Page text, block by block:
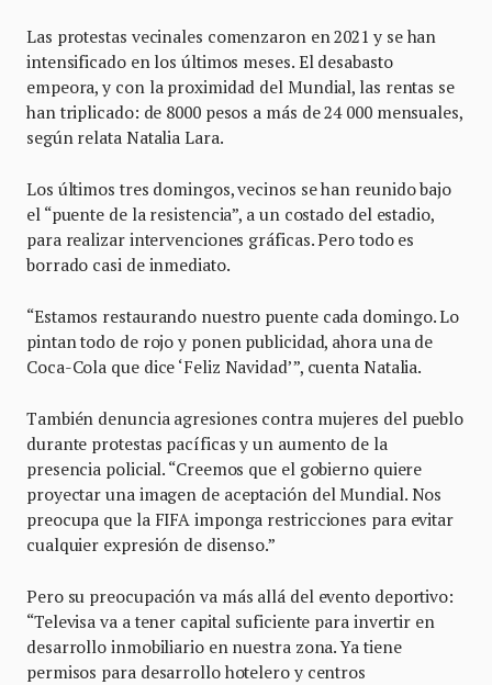
Las protestas vecinales comenzaron en 2021 y se han
intensificado en los últimos meses. El desabasto
empeora, y con la proximidad del Mundial, las rentas se
han triplicado: de 8000 pesos a más de 24 000 mensuales,
según relata Natalia Lara.
Los últimos tres domingos, vecinos se han reunido bajo
el “puente de la resistencia”, a un costado del estadio,
para realizar intervenciones gráficas. Pero todo es
borrado casi de inmediato.
“Estamos restaurando nuestro puente cada domingo. Lo
pintan todo de rojo y ponen publicidad, ahora una de
Coca-Cola que dice ‘Feliz Navidad’”, cuenta Natalia.
También denuncia agresiones contra mujeres del pueblo
durante protestas pacíficas y un aumento de la
presencia policial. “Creemos que el gobierno quiere
proyectar una imagen de aceptación del Mundial. Nos
preocupa que la FIFA imponga restricciones para evitar
cualquier expresión de disenso.”
Pero su preocupación va más allá del evento deportivo:
“Televisa va a tener capital suficiente para invertir en
desarrollo inmobiliario en nuestra zona. Ya tiene
permisos para desarrollo hotelero y centros